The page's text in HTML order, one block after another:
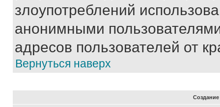
злоупотреблений
анонимными
адресов пользователей от
Вернуться наверх